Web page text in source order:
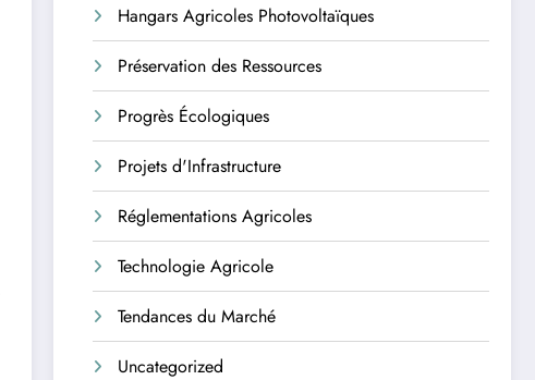
Hangars Agricoles Photovoltaïques
Préservation des Ressources
Progrès Écologiques
Projets d'Infrastructure
Réglementations Agricoles
Technologie Agricole
Tendances du Marché
Uncategorized